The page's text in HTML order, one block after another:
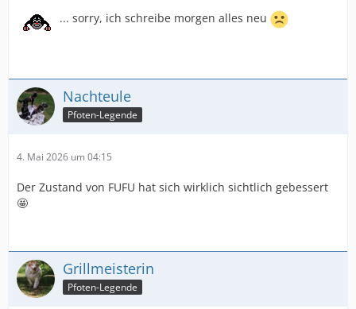
... sorry, ich schreibe morgen alles neu
Nachteule
Pfoten-Legende
4. Mai 2026 um 04:15
Der Zustand von FUFU hat sich wirklich sichtlich gebessert
🤩
Grillmeisterin
Pfoten-Legende